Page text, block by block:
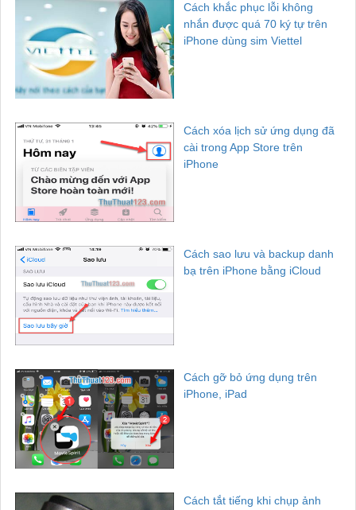
Cách khắc phục lỗi không
nhắn được quá 70 ký tự trên
iPhone dùng sim Viettel
Cách xóa lịch sử ứng dụng đã
cài trong App Store trên
iPhone
Cách sao lưu và backup danh
bạ trên iPhone bằng iCloud
Cách gỡ bỏ ứng dụng trên
iPhone, iPad
Cách tắt tiếng khi chụp ảnh